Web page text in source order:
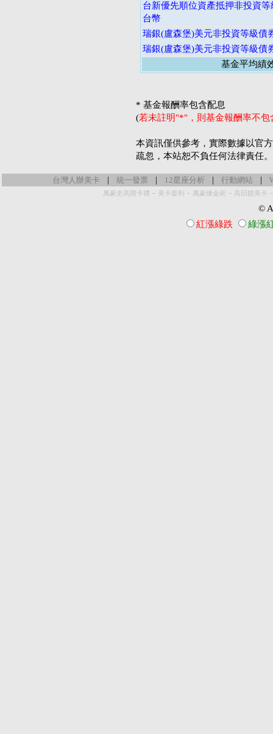
台新優先順位資產抵押非投資
台幣
瑞銀(盧森堡)美元非投資等級債
瑞銀(盧森堡)美元非投資等級債
基金平均績
* 基金報酬率包含配息
(若未註明"*"，則基金報酬率不
本資訊僅供參考，實際數據以官
疏忽，本站恕不負任何法律責任。
台灣人辦美卡 | 統一發票 | 12星座分析 | 行動網站 |
萬豪史高開卡禮 - 美卡套利 - 萬豪煉金術 - 高回饋美卡
©
紅漲綠跌
綠漲